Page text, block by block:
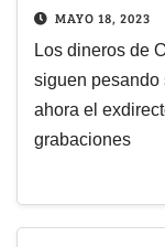
MAYO 18, 2023
Los dineros de
siguen pesando
ahora el
grabaciones